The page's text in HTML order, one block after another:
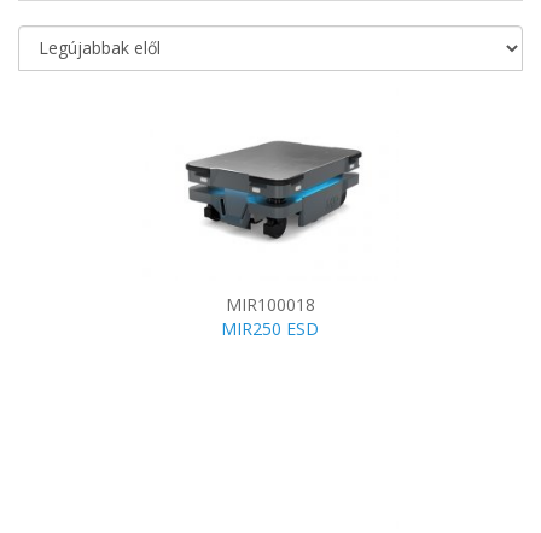
MIR100018
MIR250 ESD